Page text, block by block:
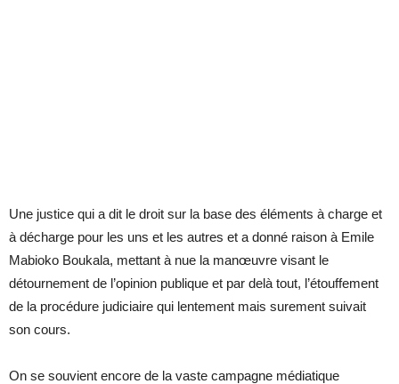
Une justice qui a dit le droit sur la base des éléments à charge et
à décharge pour les uns et les autres et a donné raison à Emile
Mabioko Boukala, mettant à nue la manœuvre visant le
détournement de l’opinion publique et par delà tout, l’étouffement
de la procédure judiciaire qui lentement mais surement suivait
son cours.
On se souvient encore de la vaste campagne médiatique